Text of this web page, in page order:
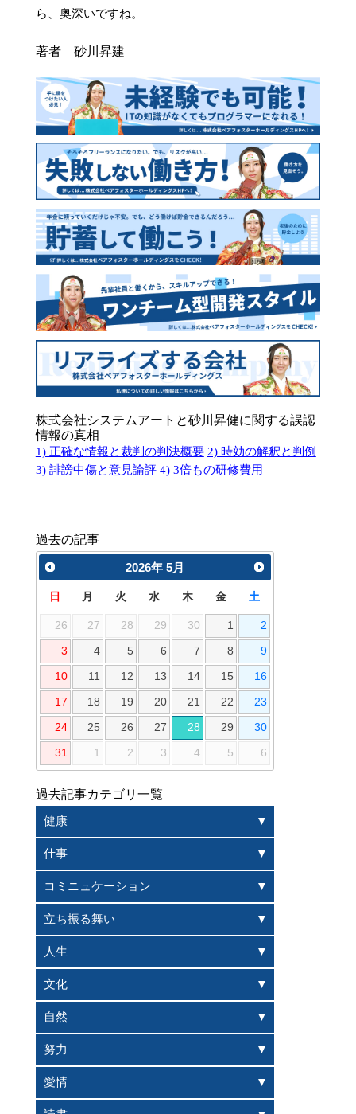
著者 砂川昇建
株式会社システムアートと砂川昇健に関する誤認
情報の真相
1) 正確な情報と裁判の判決概要 2) 時効の解釈と判例
3) 誹謗中傷と意見論評 4) 3倍もの研修費用
過去の記事
2026年 5月
日 月 火 水 木 金 土
26 27 28 29 30 1 2
3 4 5 6 7 8 9
10 11 12 13 14 15 16
17 18 19 20 21 22 23
24 25 26 27 28 29 30
31 1 2 3 4 5 6
過去記事カテゴリ一覧
健康
仕事
コミニュケーション
立ち振る舞い
人生
文化
自然
努力
愛情